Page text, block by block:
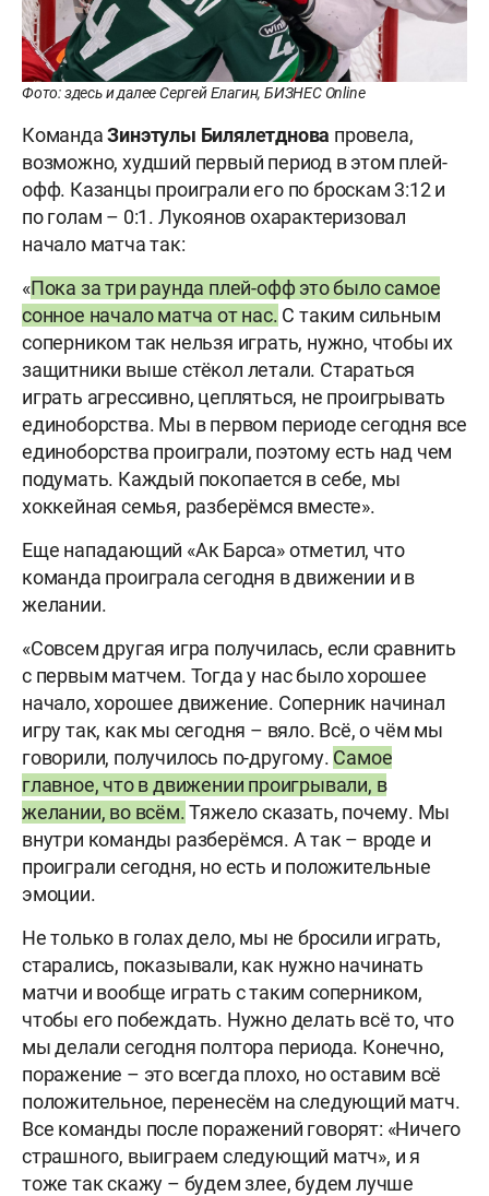
Фото: здесь и далее Сергей Елагин, БИЗНЕС Online
КомандаЗинэтулы Билялетднова провела,
возможно, худший первый период в этом плей-
офф. Казанцы проиграли его по броскам 3:12 и
по голам – 0:1. Лукоянов охарактеризовал
начало матча так:
«Пока за три раунда плей-офф это было самое
сонное начало матча от нас. С таким сильным
соперником так нельзя играть, нужно, чтобы их
защитники выше стёкол летали. Стараться
играть агрессивно, цепляться, не проигрывать
единоборства. Мы в первом периоде сегодня все
единоборства проиграли, поэтому есть над чем
подумать. Каждый покопается в себе, мы
хоккейная семья, разберёмся вместе».
Еще нападающий «Ак Барса» отметил, что
команда проиграла сегодня в движении и в
желании.
«Совсем другая игра получилась, если сравнить
с первым матчем. Тогда у нас было хорошее
начало, хорошее движение. Соперник начинал
игру так, как мы сегодня – вяло. Всё, о чём мы
говорили, получилось по-другому. Самое
главное, что в движении проигрывали, в
желании, во всём. Тяжело сказать, почему. Мы
внутри команды разберёмся. А так – вроде и
проиграли сегодня, но есть и положительные
эмоции.
Не только в голах дело, мы не бросили играть,
старались, показывали, как нужно начинать
матчи и вообще играть с таким соперником,
чтобы его побеждать. Нужно делать всё то, что
мы делали сегодня полтора периода. Конечно,
поражение – это всегда плохо, но оставим всё
положительное, перенесём на следующий матч.
Все команды после поражений говорят: «Ничего
страшного, выиграем следующий матч», и я
тоже так скажу – будем злее, будем лучше